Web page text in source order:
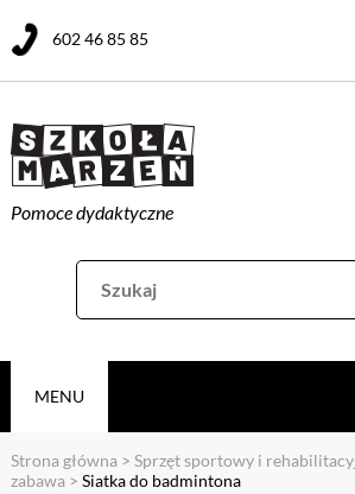
Pomoce dydaktyczne
602 46 85 85
MENU
Strona główna > Sprzęt sportowy i
zabawa > Siatka do badmintona